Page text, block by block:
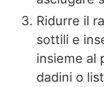
Ridurre il
sottili e
insieme al
dadini o